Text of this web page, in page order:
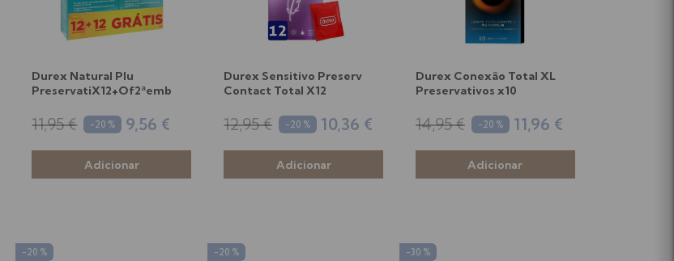
Durex Natural Plu
PreservatiX12+Of2ªemb
11,95 € -20 % 9,56 €
Durex Sensitivo Preserv
Contact Total X12
12,95 € -20 % 10,36 €
Durex Conexão Total XL
Preservativos x10
14,95 € -20 % 11,96 €
-20 % -20 % -30 %